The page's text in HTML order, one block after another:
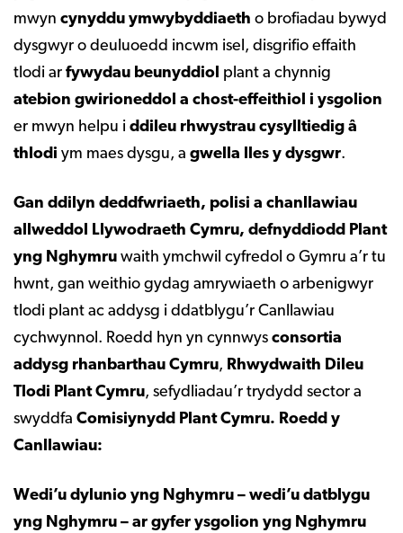
mwyn cynyddu ymwybyddiaeth o brofiadau bywyd
dysgwyr o deuluoedd incwm isel, disgrifio effaith
tlodi ar fywydau beunyddiol plant a chynnig
atebion gwirioneddol a chost-effeithiol i ysgolion
er mwyn helpu i ddileu rhwystrau cysylltiedig â
thlodi ym maes dysgu, a gwella lles y dysgwr.
Gan ddilyn deddfwriaeth, polisi a chanllawiau
allweddol Llywodraeth Cymru, defnyddiodd Plant
yng Nghymru waith ymchwil cyfredol o Gymru a’r tu
hwnt, gan weithio gydag amrywiaeth o arbenigwyr
tlodi plant ac addysg i ddatblygu’r Canllawiau
cychwynnol. Roedd hyn yn cynnwys consortia
addysg rhanbarthau Cymru, Rhwydwaith Dileu
Tlodi Plant Cymru, sefydliadau’r trydydd sector a
swyddfa Comisiynydd Plant Cymru. Roedd y
Canllawiau:
Wedi’u dylunio yng Nghymru – wedi’u datblygu
yng Nghymru – ar gyfer ysgolion yng Nghymru